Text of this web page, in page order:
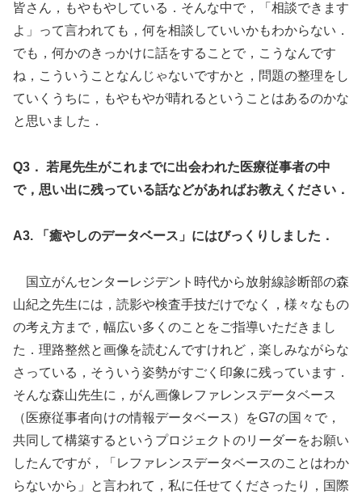
皆さん，もやもやしている．そんな中で，「相談できます
よ」って言われても，何を相談していいかもわからない．
でも，何かのきっかけに話をすることで，こうなんです
ね，こういうことなんじゃないですかと，問題の整理をし
ていくうちに，もやもやが晴れるということはあるのかな
と思いました．
Q3． 若尾先生がこれまでに出会われた医療従事者の中
で，思い出に残っている話などがあればお教えください．
A3. 「癒やしのデータベース」にはびっくりしました．
国立がんセンターレジデント時代から放射線診断部の森
山紀之先生には，読影や検査手技だけでなく，様々なもの
の考え方まで，幅広い多くのことをご指導いただきまし
た．理路整然と画像を読むんですけれど，楽しみながらな
さっている，そういう姿勢がすごく印象に残っています．
そんな森山先生に，がん画像レファレンスデータベース
（医療従事者向けの情報データベース）をG7の国々で，
共同して構築するというプロジェクトのリーダーをお願い
したんですが，「レファレンスデータベースのことはわか
らないから」と言われて，私に任せてくださったり，国際